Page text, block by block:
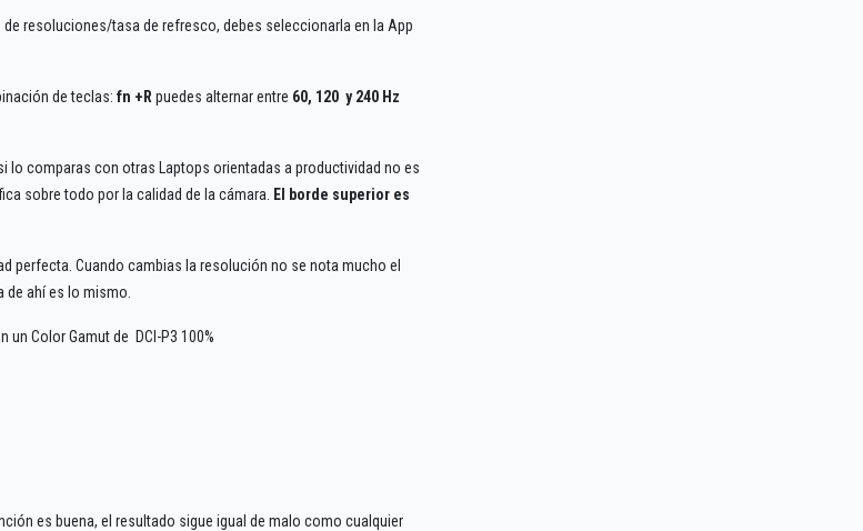
resoluciones/tasa de refresco, debes seleccionarla en la App
de teclas: fn +R puedes alternar entre 60, 120 y 240 Hz
lo comparas con otras Laptops orientadas a productividad no es
sobre todo por la calidad de la cámara.
El borde superior es
perfecta. Cuando cambias la resolución no se nota mucho el
ahí es lo mismo.
Color Gamut de DCI-P3 100%
es buena, el resultado sigue igual de malo como cualquier